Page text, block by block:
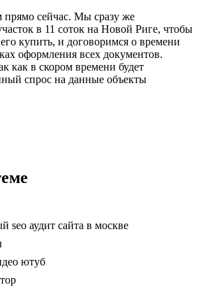
прямо сейчас. Мы сразу же
в 11 соток на Новой Риге, чтобы
купить, и договоримся о времени
оформления всех документов.
как в скором времени будет
спрос на данные объекты
seo аудит сайта в москве
ютуб